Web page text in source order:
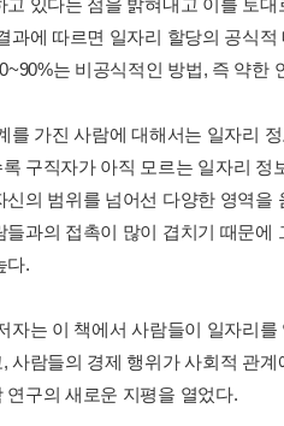
과에 따르면 일자리 할당의 공식
는 비공식적인 방법, 즉 약한
를 가진 사람에 대해서는 일자리
구직자가 아직 모르는 일자리
신의 범위를 넘어선 다양한 영역
들과의 접촉이 많이 겹치기 때문
다.
자는 이 책에서 사람들이 일자리
사람들의 경제 행위가 사회적 관
연구의 새로운 지평을 열었다.